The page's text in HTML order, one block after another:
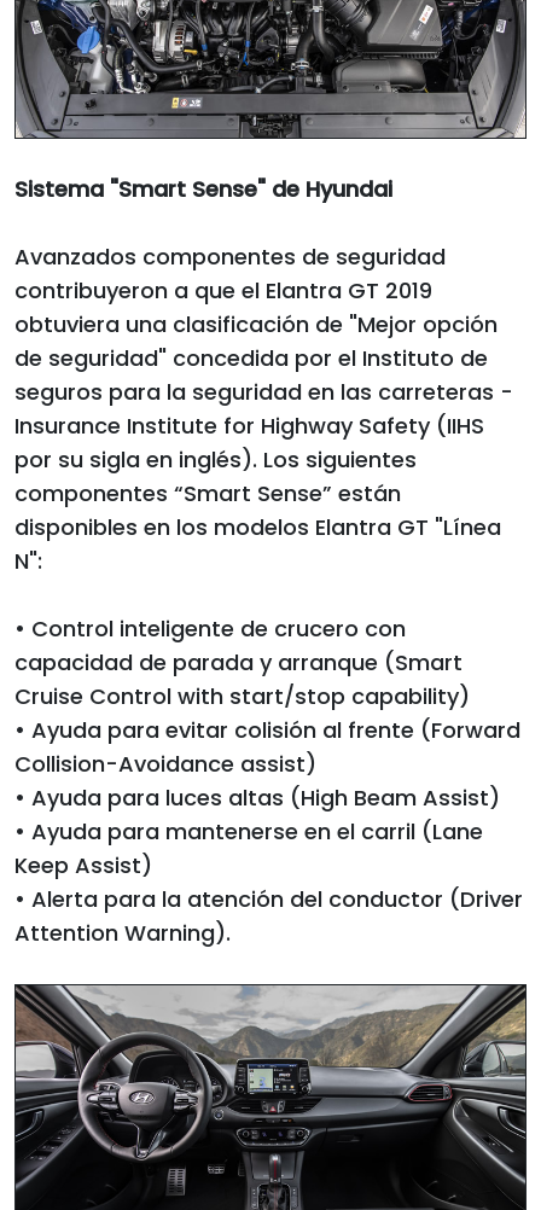
Sistema "Smart Sense" de Hyundai
Avanzados componentes de seguridad
contribuyeron a que el Elantra GT 2019
obtuviera una clasificación de "Mejor opción
de seguridad" concedida por el Instituto de
seguros para la seguridad en las carreteras -
Insurance Institute for Highway Safety (IIHS
por su sigla en inglés). Los siguientes
componentes “Smart Sense” están
disponibles en los modelos Elantra GT "Línea
N":
• Control inteligente de crucero con
capacidad de parada y arranque (Smart
Cruise Control with start/stop capability)
• Ayuda para evitar colisión al frente (Forward
Collision-Avoidance assist)
• Ayuda para luces altas (High Beam Assist)
• Ayuda para mantenerse en el carril (Lane
Keep Assist)
• Alerta para la atención del conductor (Driver
Attention Warning).